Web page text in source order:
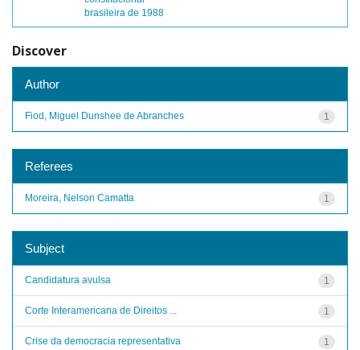
brasileira de 1988
Discover
Author
1
Fiod, Miguel Dunshee de Abranches
Referees
1
Moreira, Nelson Camatta
Subject
1
Candidatura avulsa
1
Corte Interamericana de Direitos ...
1
Crise da democracia representativa